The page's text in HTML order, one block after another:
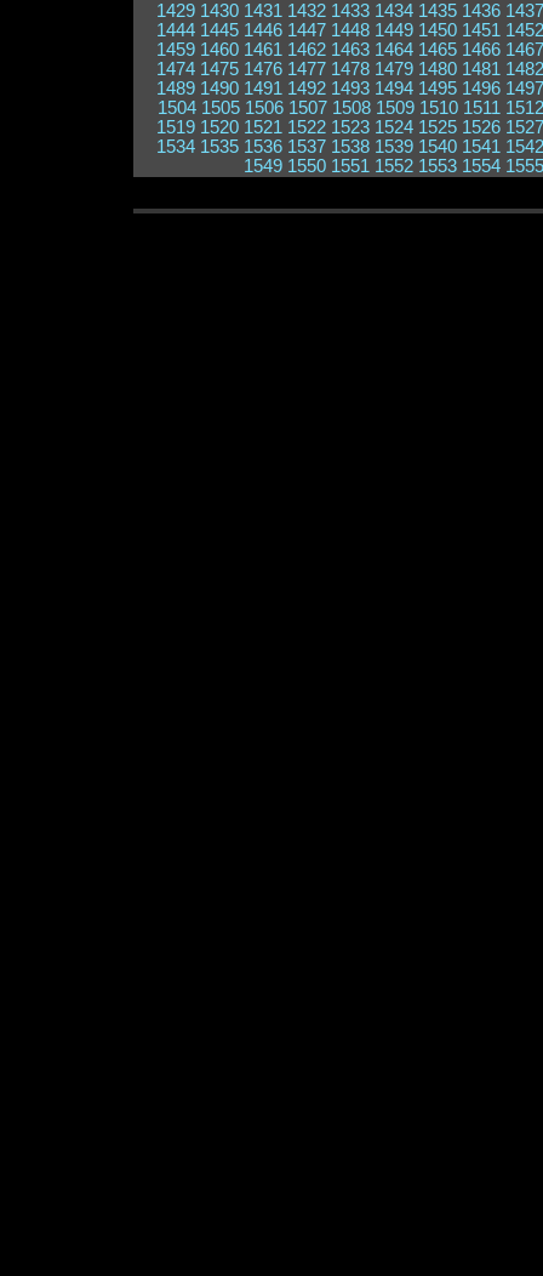
1429 1430 1431 1432 1433 1434 1435 1436 1437
1444 1445 1446 1447 1448 1449 1450 1451 1452
1459 1460 1461 1462 1463 1464 1465 1466 1467
1474 1475 1476 1477 1478 1479 1480 1481 1482
1489 1490 1491 1492 1493 1494 1495 1496 1497
1504 1505 1506 1507 1508 1509 1510 1511 1512
1519 1520 1521 1522 1523 1524 1525 1526 1527
1534 1535 1536 1537 1538 1539 1540 1541 1542
1549 1550 1551 1552 1553 1554 1555